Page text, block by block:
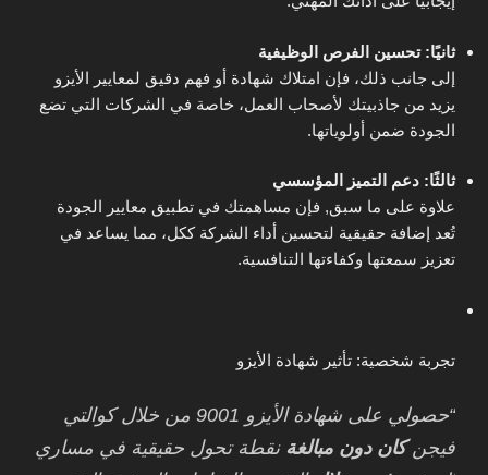
ثانيًا: تحسين الفرص الوظيفية
إلى جانب ذلك، فإن امتلاك شهادة أو فهم دقيق لمعايير الأيزو
يزيد من جاذبيتك لأصحاب العمل، خاصة في الشركات التي تضع
الجودة ضمن أولوياتها.
ثالثًا: دعم التميز المؤسسي
علاوة على ما سبق, فإن مساهمتك في تطبيق معايير الجودة
تُعد إضافة حقيقية لتحسين أداء الشركة ككل، مما يساعد في
تعزيز سمعتها وكفاءتها التنافسية.
تجربة شخصية: تأثير شهادة الأيزو
“حصولي على شهادة الأيزو 9001 من خلال كوالتي
فيجنكان دون مبالغة نقطة تحول حقيقية في مساري